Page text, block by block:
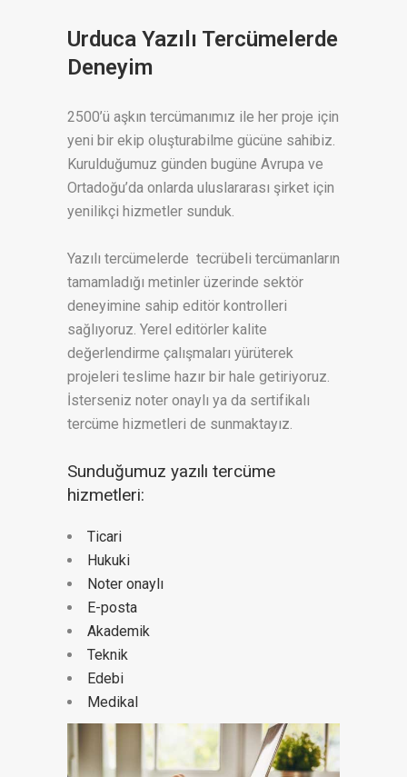
Urduca Yazılı Tercümelerde
Deneyim
2500’ü aşkın tercümanımız ile her proje için
yeni bir ekip oluşturabilme gücüne sahibiz.
Kurulduğumuz günden bugüne Avrupa ve
Ortadoğu’da onlarda uluslararası şirket için
yenilikçi hizmetler sunduk.
Yazılı tercümelerde tecrübeli tercümanların
tamamladığı metinler üzerinde sektör
deneyimine sahip editör kontrolleri
sağlıyoruz. Yerel editörler kalite
değerlendirme çalışmaları yürüterek
projeleri teslime hazır bir hale getiriyoruz.
İsterseniz noter onaylı ya da sertifikalı
tercüme hizmetleri de sunmaktayız.
Sunduğumuz yazılı tercüme
hizmetleri:
Ticari
Hukuki
Noter onaylı
E-posta
Akademik
Teknik
Edebi
Medikal